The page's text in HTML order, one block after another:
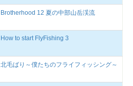
Brotherhood 12 夏の中部山岳渓流
How to start FlyFishing 3
北毛ばり～僕たちのフライフィッシング～